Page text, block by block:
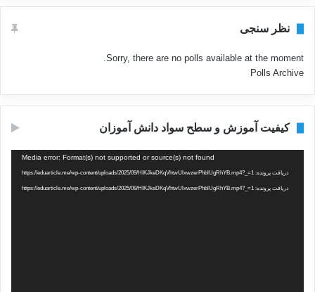
نظر سنجی
Sorry, there are no polls available at the moment.
Polls Archive
کیفیت آموزش و سطح سواد دانش آموزان
ویدیو
Media error: Format(s) not supported or source(s) not found
دریافت پرونده: https://eduarticle.me/wp-content/uploads/2025/09/HIKJkeDKqVhtwUlxwzerPhblUgRhYB.mp4?_=1
دریافت پرونده: https://eduarticle.me/wp-content/uploads/2025/09/HIKJkeDKqVhtwUlxwzerPhblUgRhYB.mp4?_=1